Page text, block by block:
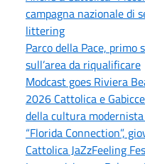
campagna nazionale di
littering
Parco della Pace,
sull’area da riqualificare
Modcast goes Riviera
2026 Cattolica e
della cultura
“Florida Connection”,
Cattolica JaZzFeeling